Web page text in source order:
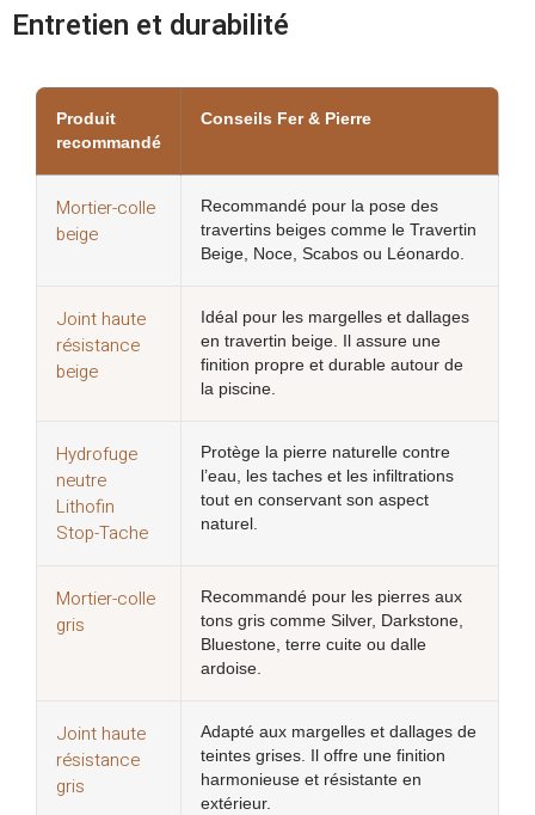
Entretien et durabilité
Produit
recommandé
Conseils Fer & Pierre
Mortier-colle
beige
Recommandé pour la pose des
travertins beiges comme le Travertin
Beige, Noce, Scabos ou Léonardo.
Joint haute
résistance
beige
Idéal pour les margelles et dallages
en travertin beige. Il assure une
finition propre et durable autour de
la piscine.
Hydrofuge
neutre
Lithofin
Stop-Tache
Protège la pierre naturelle contre
l’eau, les taches et les infiltrations
tout en conservant son aspect
naturel.
Mortier-colle
gris
Recommandé pour les pierres aux
tons gris comme Silver, Darkstone,
Bluestone, terre cuite ou dalle
ardoise.
Joint haute
résistance
gris
Adapté aux margelles et dallages de
teintes grises. Il offre une finition
harmonieuse et résistante en
extérieur.